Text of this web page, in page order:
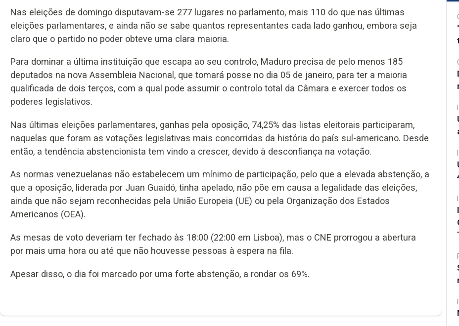
Nas eleições de domingo disputavam-se 277 lugares no parlamento, mais 110 do que nas últimas
eleições parlamentares, e ainda não se sabe quantos representantes cada lado ganhou, embora seja
claro que o partido no poder obteve uma clara maioria.
Para dominar a última instituição que escapa ao seu controlo, Maduro precisa de pelo menos 185
deputados na nova Assembleia Nacional, que tomará posse no dia 05 de janeiro, para ter a maioria
qualificada de dois terços, com a qual pode assumir o controlo total da Câmara e exercer todos os
poderes legislativos.
Nas últimas eleições parlamentares, ganhas pela oposição, 74,25% das listas eleitorais participaram,
naquelas que foram as votações legislativas mais concorridas da história do país sul-americano. Desde
então, a tendência abstencionista tem vindo a crescer, devido à desconfiança na votação.
As normas venezuelanas não estabelecem um mínimo de participação, pelo que a elevada abstenção, a
que a oposição, liderada por Juan Guaidó, tinha apelado, não põe em causa a legalidade das eleições,
ainda que não sejam reconhecidas pela União Europeia (UE) ou pela Organização dos Estados
Americanos (OEA).
As mesas de voto deveriam ter fechado às 18:00 (22:00 em Lisboa), mas o CNE prorrogou a abertura
por mais uma hora ou até que não houvesse pessoas à espera na fila.
Apesar disso, o dia foi marcado por uma forte abstenção, a rondar os 69%.